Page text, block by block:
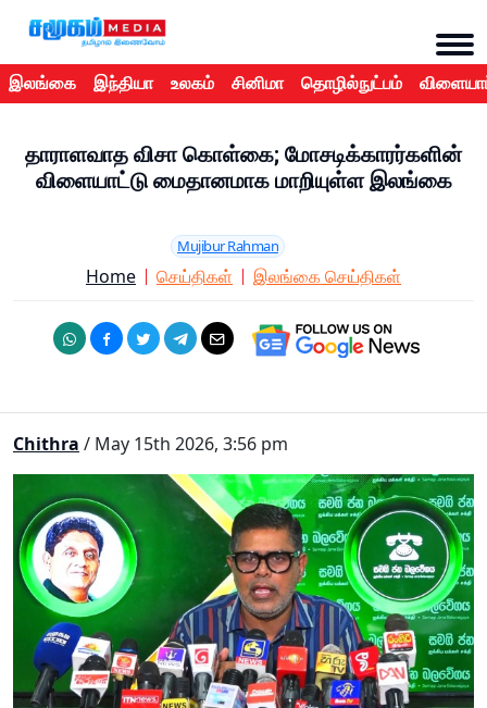
இலங்கை இந்தியா உலகம் சினிமா தொழில்நுட்பம்
தாராளவாத விசா கொள்கை; மோசடிக்காரர்களின்
விளையாட்டு மைதானமாக மாறியுள்ள இலங்கை
Mujibur Rahman
Home செய்திகள் இலங்கை செய்திகள்
Chithra / May 15th 2026, 3:56 pm